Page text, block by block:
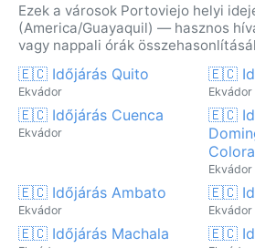
Ezek a városok Portoviejo helyi
(America/Guayaquil) — hasznos
vagy nappali órák
🇪🇨 Időjárás Quito
Ekvádor
🇪🇨
Ekvádor
🇪🇨 Időjárás Cuenca
Ekvádor
🇪🇨
Ekvádor
🇪🇨 Időjárás Ambato
Ekvádor
🇪🇨
Ekvádor
🇪🇨 Időjárás Machala 🇪🇨